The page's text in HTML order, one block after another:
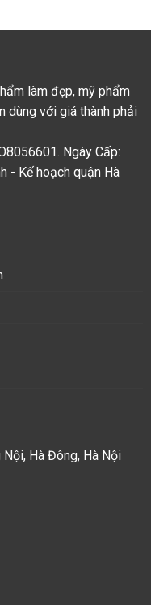
làm đẹp, mỹ phẩm
dùng với giá thành phải
Ngày Cấp:
- Kế hoạch quận Hà
Hà Đông, Hà Nội